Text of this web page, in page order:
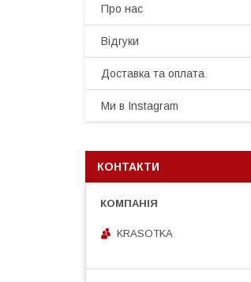
Про нас
Відгуки
Доставка та оплата
Ми в Instagram
КОНТАКТИ
KRASOTKA